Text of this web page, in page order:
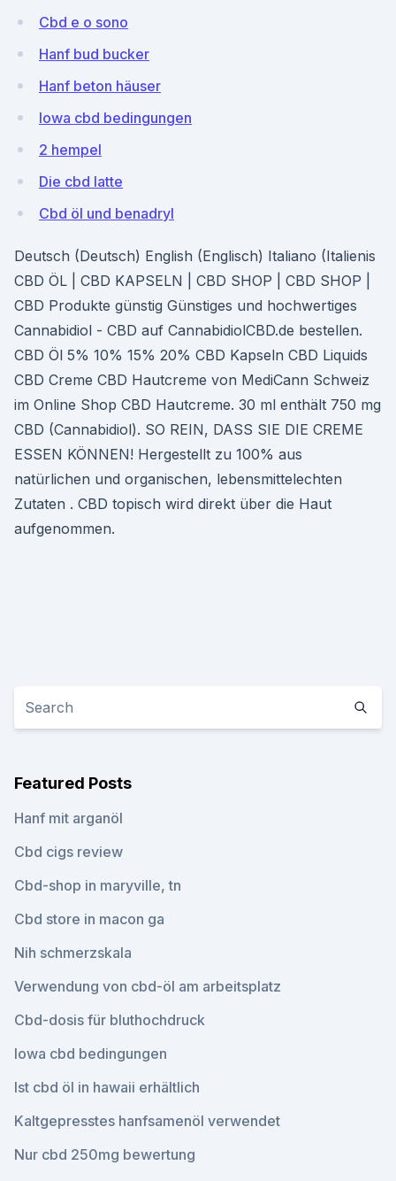
Cbd e o sono
Hanf bud bucker
Hanf beton häuser
Iowa cbd bedingungen
2 hempel
Die cbd latte
Cbd öl und benadryl
Deutsch (Deutsch) English (Englisch) Italiano (Italienis
CBD ÖL | CBD KAPSELN | CBD SHOP | CBD SHOP |
CBD Produkte günstig Günstiges und hochwertiges
Cannabidiol - CBD auf CannabidiolCBD.de bestellen.
CBD Öl 5% 10% 15% 20% CBD Kapseln CBD Liquids
CBD Creme CBD Hautcreme von MediCann Schweiz
im Online Shop CBD Hautcreme. 30 ml enthält 750 mg
CBD (Cannabidiol). SO REIN, DASS SIE DIE CREME
ESSEN KÖNNEN! Hergestellt zu 100% aus
natürlichen und organischen, lebensmittelechten
Zutaten . CBD topisch wird direkt über die Haut
aufgenommen.
Featured Posts
Hanf mit arganöl
Cbd cigs review
Cbd-shop in maryville, tn
Cbd store in macon ga
Nih schmerzskala
Verwendung von cbd-öl am arbeitsplatz
Cbd-dosis für bluthochdruck
Iowa cbd bedingungen
Ist cbd öl in hawaii erhältlich
Kaltgepresstes hanfsamenöl verwendet
Nur cbd 250mg bewertung